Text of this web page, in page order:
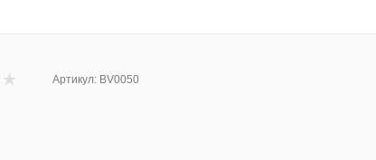
Артикул: BV0050